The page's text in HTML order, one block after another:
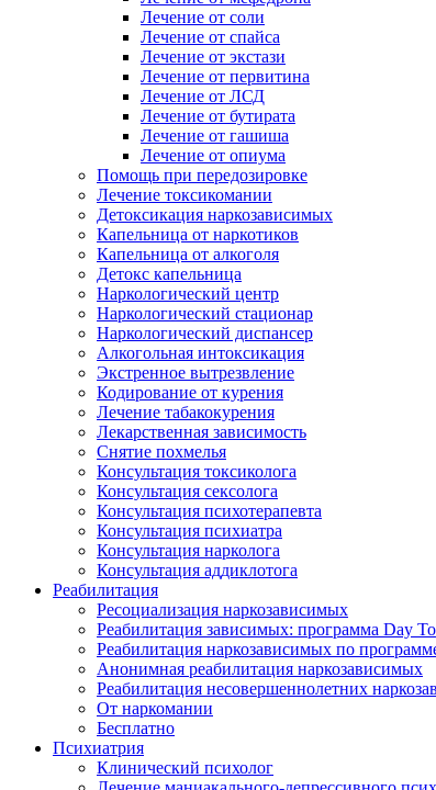
Лечение от соли
Лечение от спайса
Лечение от экстази
Лечение от первитина
Лечение от ЛСД
Лечение от бутирата
Лечение от гашиша
Лечение от опиума
Помощь при передозировке
Лечение токсикомании
Детоксикация наркозависимых
Капельница от наркотиков
Капельница от алкоголя
Детокс капельница
Наркологический центр
Наркологический стационар
Наркологический диспансер
Алкогольная интоксикация
Экстренное вытрезвление
Кодирование от курения
Лечение табакокурения
Лекарственная зависимость
Снятие похмелья
Консультация токсиколога
Консультация сексолога
Консультация психотерапевта
Консультация психиатра
Консультация нарколога
Консультация аддиклотога
Реабилитация
Ресоциализация наркозависимых
Реабилитация зависимых: программа Day
Реабилитация наркозависимых по
Анонимная реабилитация наркозависимых
Реабилитация несовершеннолетних
От наркомании
Бесплатно
Психиатрия
Клинический психолог